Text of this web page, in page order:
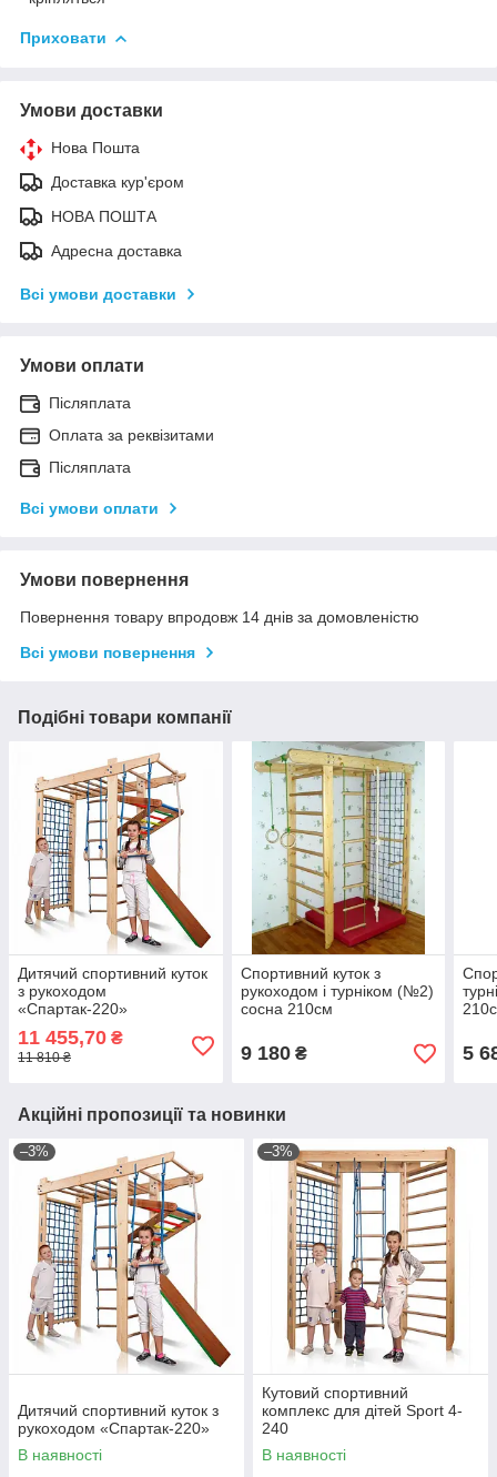
Приховати
Умови доставки
Нова Пошта
Доставка кур'єром
НОВА ПОШТА
Адресна доставка
Всі умови доставки
Умови оплати
Післяплата
Оплата за реквізитами
Післяплата
Всі умови оплати
Умови повернення
Повернення товару впродовж 14 днів за домовленістю
Всі умови повернення
Подібні товари компанії
Дитячий спортивний куток
з рукоходом
«Спартак-220»
11 455,70 ₴
11 810 ₴
Спортивний куток з
рукоходом і турніком (№2)
сосна 210см
9 180₴ 5
Акційні пропозиції та новинки
–3%
Дитячий спортивний куток з
рукоходом «Спартак-220»
В наявності
–3%
Кутовий спортивний
комплекс для дітей Sport 4-
240
В наявності